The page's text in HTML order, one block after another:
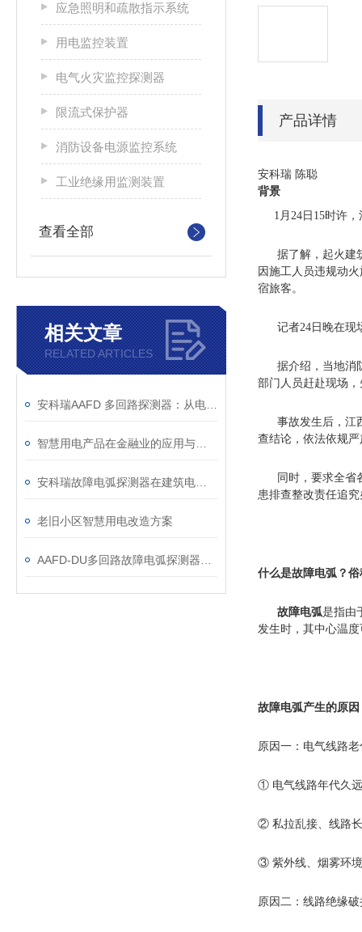
应急照明和疏散指示系统
用电监控装置
电气火灾监控探测器
限流式保护器
消防设备电源监控系统
工业绝缘用监测装置
查看全部
相关文章
RELATED ARTICLES
老旧小区智慧用电改造方案
产品详情
安科瑞 陈聪
背景
1月24日15时许，
据了解，起火建筑
因施工人员违规动
宿旅客。
记者24日晚在现场
据介绍，当地消防
部门人员赶赴现场
事故发生后，江西
查结论，依法依规
同时，要求全省
患排查整改责任追
什么是故障电弧？
故障电弧是指由
发生时，其中心温
故障电弧产生的原因
原因一：电气线路
① 电气线路年代久
② 私拉乱接、线路
③ 紫外线、烟雾环
原因二：线路绝缘